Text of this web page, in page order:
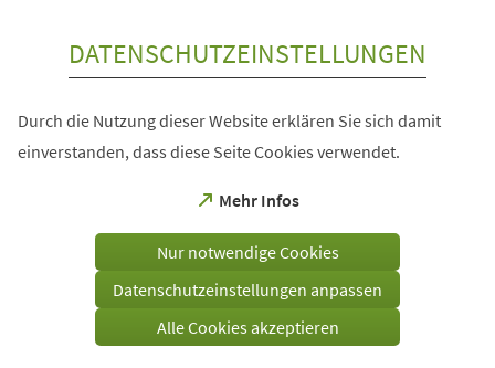
DATENSCHUTZEINSTELLUNGEN
Durch die Nutzung dieser Website erklären Sie sich damit
einverstanden, dass diese Seite Cookies verwendet.
Mehr Infos
(Öffnet
einem
Tab)
Nur notwendige Cookies
Datenschutzeinstellungen anpassen
Alle Cookies akzeptieren